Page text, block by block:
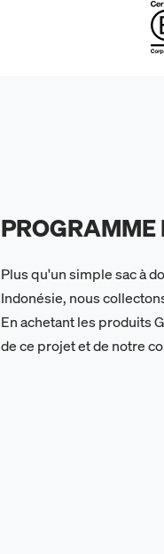
PROGRAMME
Plus qu'un simple sac à
Indonésie, nous
En achetant les produits
de ce projet et de notre